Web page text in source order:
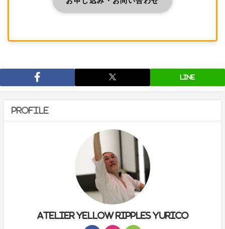
LINE
Profile
Atelier yellow ripples yurico